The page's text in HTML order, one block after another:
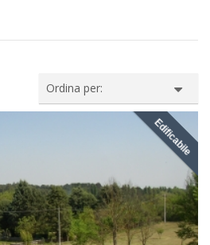
Ordina per:
Edificabile
IN